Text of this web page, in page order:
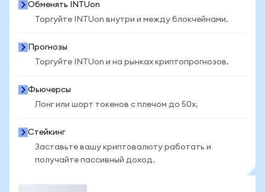
Обменять INTUon
Торгуйте INTUon внутри и между блокчейнами.
Прогнозы
Торгуйте INTUon и на рынках криптопрогнозов.
Фьючерсы
Лонг или шорт токенов с плечом до 50x.
Стейкинг
Заставьте вашу криптовалюту работать и
получайте пассивный доход.